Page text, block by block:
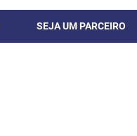
SEJA UM PARCEIRO